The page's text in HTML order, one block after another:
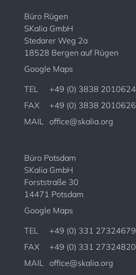
Büro Rügen
SKalia GmbH
Stedarer Weg 2a
18528 Bergen auf Rügen
Google Maps
TEL
+49 (0) 3838 2010624
FAX
+49 (0) 3838 2010626
MAIL
office@skalia.org
Büro Potsdam
SKalia GmbH
Forststraße 30
14471 Potsdam
Google Maps
TEL
+49 (0) 331 27324679
FAX
+49 (0) 331 27324820
MAIL
office@skalia.org